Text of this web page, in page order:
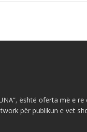
është oferta më e re
për publikun e vet